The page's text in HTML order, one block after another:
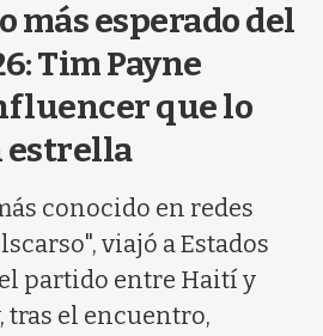
r
b
más esperado del
Tim Payne
que lo
estrella
conocido en redes
viajó a Estados
partido entre Haití y
tras el encuentro,